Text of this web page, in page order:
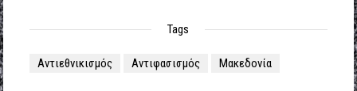
Tags
Αντιεθνικισμός Αντιφασισμός Μακεδονία